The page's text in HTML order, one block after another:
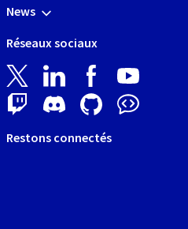
News
Réseaux sociaux
Restons connectés